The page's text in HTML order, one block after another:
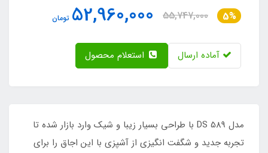
5%
55,747,000
52,960,000 تومان
آماده ارسال
مدل DS 589 با طراحی بسیار زیبا و شیک وارد بازار شده تا
تجربه جدید و شگفت انگیزی از آشپزی با این اجاق را برای